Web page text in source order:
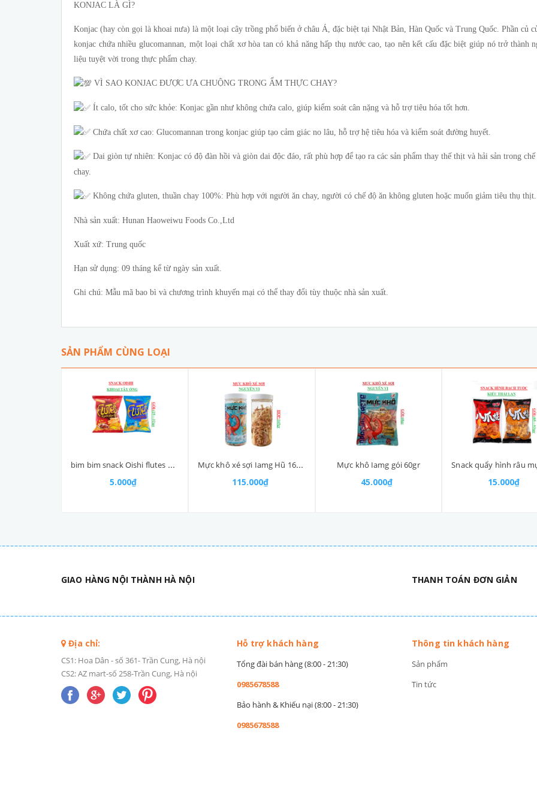
KONJAC LÀ GÌ?
Konjac (hay còn gọi là khoai nưa) là một loại cây trồng phổ biến ở châu Á, đặc biệt tại Nhật Bản, Hàn Quốc và Trung Quốc. Phần củ
konjac chứa nhiều glucomannan, một loại chất xơ hòa tan có khả năng hấp thụ nước cao, tạo nên kết cấu đặc biệt giúp nó trở thành
liệu tuyệt vời trong thực phẩm chay.
VÌ SAO KONJAC ĐƯỢC ƯA CHUỘNG TRONG ẨM THỰC CHAY?
Ít calo, tốt cho sức khỏe: Konjac gần như không chứa calo, giúp kiểm soát cân nặng và hỗ trợ tiêu hóa tốt hơn.
Chứa chất xơ cao: Glucomannan trong konjac giúp tạo cảm giác no lâu, hỗ trợ hệ tiêu hóa và kiểm soát đường huyết.
Dai giòn tự nhiên: Konjac có độ đàn hồi và giòn dai độc đáo, rất phù hợp để tạo ra các sản phẩm thay thế thịt và hải sản trong chế
chay.
Không chứa gluten, thuần chay 100%: Phù hợp với người ăn chay, người có chế độ ăn không gluten hoặc muốn giảm tiêu thụ thịt.
Nhà sản xuất: Hunan Haoweiwu Foods Co.,Ltd
Xuất xứ: Trung quốc
Hạn sử dụng: 09 tháng kể từ ngày sản xuất.
Ghi chú: Mẫu mã bao bì và chương trình khuyến mại có thể thay đổi tùy thuộc nhà sản xuất.
SẢN PHẨM CÙNG LOẠI
bim bim snack Oishi flutes 5k gói nhỡ (25-:-35)g
5.000₫
Mực khô xé sợi Iamg Hũ 165gr
115.000₫
Mực khô Iamg gói 60gr
45.000₫ 15.000₫
GIAO HÀNG NỘI THÀNH HÀ NỘI THANH TOÁN ĐƠN GIẢN
Địa chỉ:
CS1: Hoa Dân - số 361- Trần Cung, Hà nội
CS2: AZ mart-số 258-Trần Cung, Hà nội
Hỗ trợ khách hàng
Tổng đài bán hàng (8:00 - 21:30)
0985678588
Bảo hành & Khiếu nại (8:00 - 21:30)
0985678588
Thông tin khách hàng
Sản phẩm
Tin tức